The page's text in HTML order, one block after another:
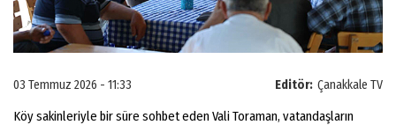
Editör: Çanakkale TV
03 Temmuz 2026 - 11:33
Köy sakinleriyle bir süre sohbet eden Vali Toraman, vatandaşların